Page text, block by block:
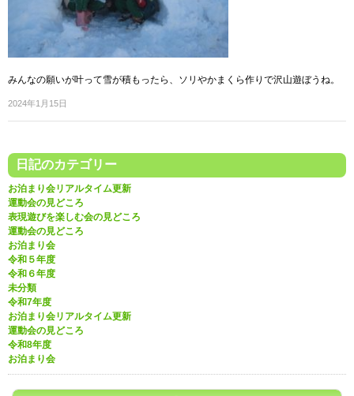
みんなの願いが叶って雪が積もったら、ソリやかまくら作りで沢山遊ぼうね。
2024年1月15日
日記のカテゴリー
お泊まり会リアルタイム更新
運動会の見どころ
表現遊びを楽しむ会の見どころ
運動会の見どころ
お泊まり会
令和５年度
令和６年度
未分類
令和7年度
お泊まり会リアルタイム更新
運動会の見どころ
令和8年度
お泊まり会